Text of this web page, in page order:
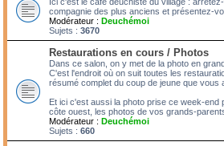
compagnie des plus anciens et présentez-
Modérateur : Deuchémoi
Sujets : 3670
Restaurations en cours / Photos
Dans ce salon, on y met de la photo en
C'est l'endroit où on suit toutes les
résumé complet du coup de jeune que vous
Et ici c'est aussi la photo prise ce week-end
côte ouest, les photos de vos grands-
Modérateur : Deuchémoi
Sujets : 660